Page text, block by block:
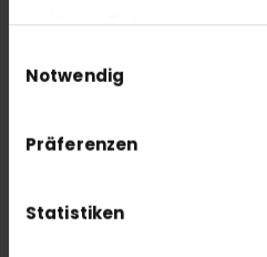
weiteren Daten
Nutzung der Dienste
Notwendig
Präferenzen
Statistiken